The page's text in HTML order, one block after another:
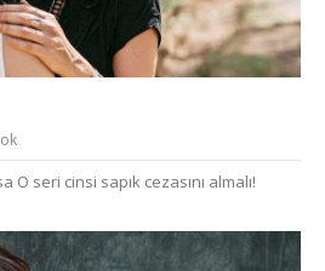
seri cinsi sapık cezasını almalı!